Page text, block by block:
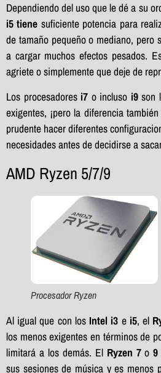
Dependiendo del uso que le dé a su
i5 tiene suficiente potencia para
de tamaño pequeño o mediano, pero
a cargar muchos efectos pesados.
agriete o simplemente que deje de
Los procesadores i7 o incluso i9son
exigentes, ¡pero la diferencia
prudente hacer diferentes
necesidades antes de decidirse a
AMD Ryzen 5/7/9
Procesador Ryzen
Al igual que con losIntel i3 e i5, el
los menos exigentes en términos de
limitará a los demás. El Ryzen 7o9
sus sesiones de música y es menos